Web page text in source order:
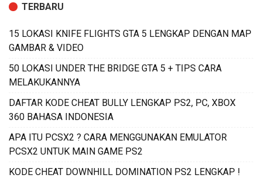
TERBARU
15 LOKASI KNIFE FLIGHTS GTA 5 LENGKAP DENGAN MAP
GAMBAR & VIDEO
50 LOKASI UNDER THE BRIDGE GTA 5 + TIPS CARA
MELAKUKANNYA
DAFTAR KODE CHEAT BULLY LENGKAP PS2, PC, XBOX
360 BAHASA INDONESIA
APA ITU PCSX2 ? CARA MENGGUNAKAN EMULATOR
PCSX2 UNTUK MAIN GAME PS2
KODE CHEAT DOWNHILL DOMINATION PS2 LENGKAP !